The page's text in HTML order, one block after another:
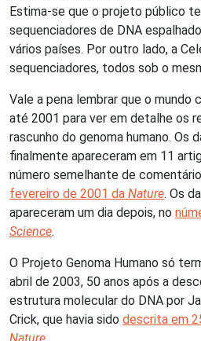
Estima-se que o projeto público
sequenciadores de DNA
vários países. Por outro lado, a
sequenciadores, todos sob o
Vale a pena lembrar que o
até 2001 para ver em detalhe os
rascunho do genoma humano. Os
finalmente apareceram em 11
número semelhante de
fevereiro de 2001 da Nature. Os
apareceram um dia depois, no
Science.
O Projeto Genoma Humano só
abril de 2003, 50 anos após a
estrutura molecular do DNA por
Crick, que havia sido descrita em
Nature.